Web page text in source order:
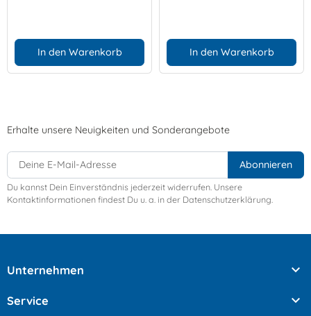
In den Warenkorb In den Warenkorb
Erhalte unsere Neuigkeiten und Sonderangebote
Du kannst Dein Einverständnis jederzeit widerrufen. Unsere
Kontaktinformationen findest Du u. a. in der Datenschutzerklärung.
Unternehmen 
Service 